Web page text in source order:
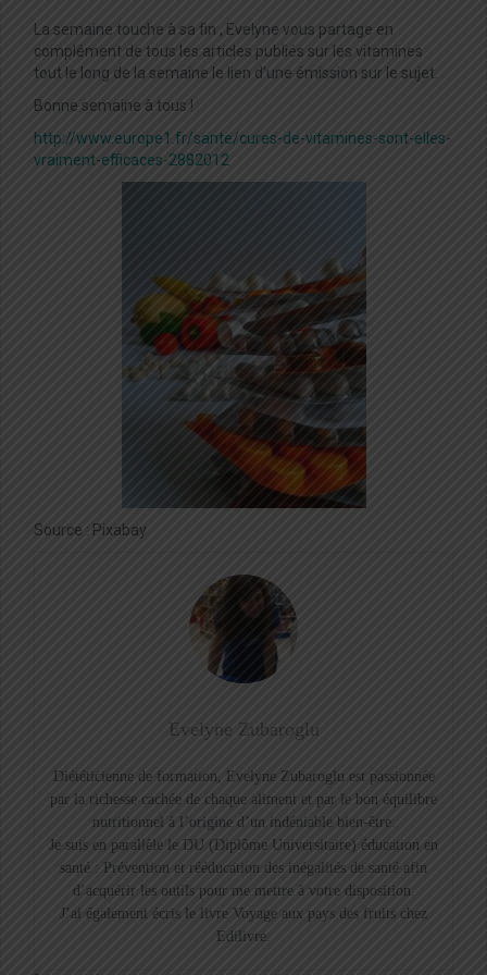
La semaine touche à sa fin , Evelyne vous partage en
complément de tous les articles publiés sur les vitamines
tout le long de la semaine le lien d’une émission sur le sujet.
Bonne semaine à tous !
http://www.europe1.fr/sante/cures-de-vitamines-sont-elles-
vraiment-efficaces-2882012
Source : Pixabay
Evelyne Zubaroglu
Diététicienne de formation, Evelyne Zubaroglu est passionnée
par la richesse cachée de chaque aliment et par le bon équilibre
nutritionnel à l’origine d’un indéniable bien-être.
Je suis en parallèle le DU (Diplôme Universitaire) éducation en
santé : Prévention et rééducation des inégalités de santé afin
d’acquérir les outils pour me mettre à votre disposition.
J’ai également écris le livre Voyage aux pays des fruits chez
Edilivre.